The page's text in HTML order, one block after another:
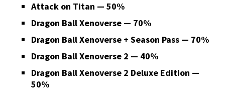
Attack on Titan — 50%
Dragon Ball Xenoverse — 70%
Dragon Ball Xenoverse + Season Pass — 70%
Dragon Ball Xenoverse 2 — 40%
Dragon Ball Xenoverse 2 Deluxe Edition —
50%